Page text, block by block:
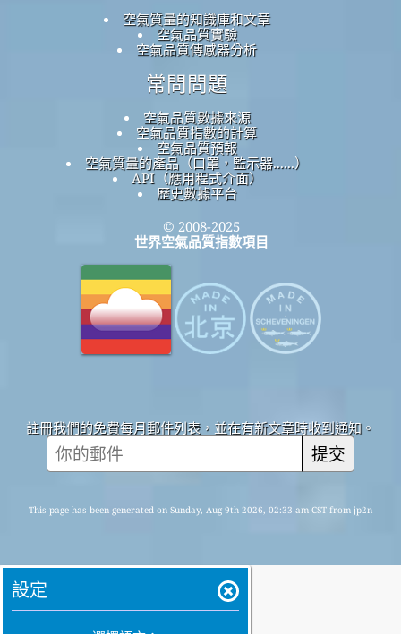
空氣質量的知識庫和文章
空氣品質實驗
空氣品質傳感器分析
常問問題
空氣品質數據來源
空氣品質指數的計算
空氣品質預報
空氣質量的產品（口罩，監示器......）
API（應用程式介面）
歷史數據平台
© 2008-2025
世界空氣品質指數項目
註冊我們的免費每月郵件列表，並在有新文章時收到通知。
提交
This page has been generated on Sunday, Aug 9th 2026, 02:33 am CST from jp2n
設定